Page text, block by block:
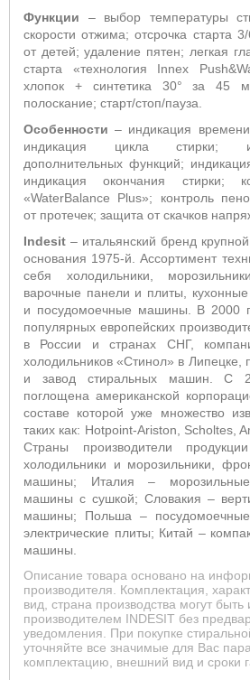
Функции – выбор температуры
скорости отжима; отсрочка старта
от детей; удаление пятен; легкая
старта «технология Innex
хлопок + синтетика 30° за 45
полоскание; старт/стоп/пауза.
Особенности– индикация
индикация цикла стирки;
дополнительных функций;
индикация окончания стирки;
«WaterBalance Plus»; контроль
от протечек; защита от скачков
Indesit – итальянский бренд
основания 1975-й. Ассортимент
себя холодильники,
варочные панели и плиты,
и посудомоечные машины. В 2000
популярных европейских
в России и странах СНГ,
холодильников «Стинол» в Липецке,
и завод стиральных машин. С
поглощена американской
составе которой уже множество
таких как: Hotpoint-Ariston, Scholtes,
Страны производители
холодильники и морозильники,
машины; Италия –
машины с сушкой; Словакия –
машины; Польша –
электрические плиты; Китай –
машины.
Описание товара основано на
производителя. Комплектация,
вид, страна производства могут
производителем INDESIT без
уведомления. При покупке
уточняйте все значимые для Вас
комплектацию, внешний вид и сроки